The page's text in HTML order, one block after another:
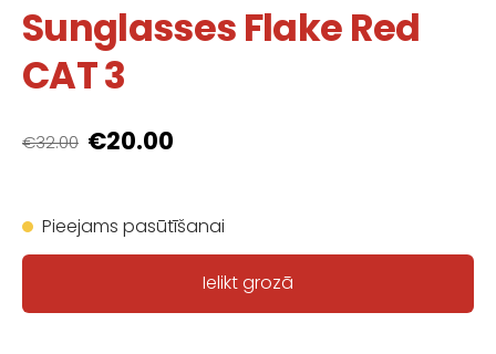
Sunglasses Flake Red
CAT 3
€32.00 €20.00
Pieejams pasūtīšanai
Ielikt grozā